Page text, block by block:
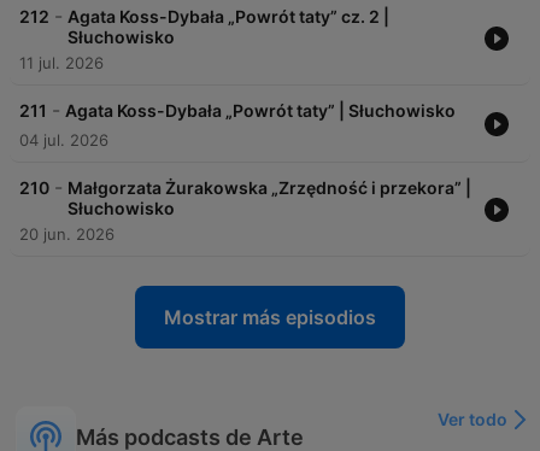
212 - Agata Koss-Dybała „Powrót taty” cz. 2 |
Słuchowisko
11 jul. 2026
211 - Agata Koss-Dybała „Powrót taty” | Słuchowisko
04 jul. 2026
210 - Małgorzata Żurakowska „Zrzędność i przekora” |
Słuchowisko
20 jun. 2026
Mostrar más episodios
Más podcasts de Arte
Ver todo